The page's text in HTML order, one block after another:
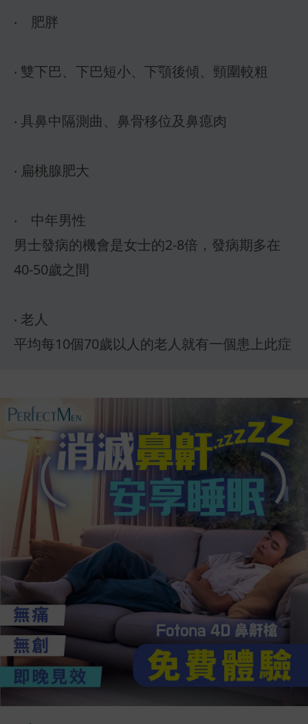
‧ 肥胖
‧ 雙下巴、下巴短小、下顎後傾、頸圍較粗
‧ 具鼻中隔測曲、鼻骨移位及鼻瘜肉
‧ 扁桃腺肥大
‧ 中年男性
男士發病的機會是女士的2-8倍，發病期多在
40-50歲之間
‧ 老人
平均每10個70歲以人的老人就有一個患上此症